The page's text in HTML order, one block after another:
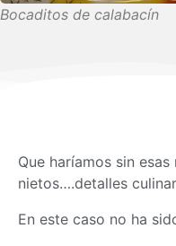
Bocaditos de calabacín
Que haríamos sin
nietos….detalles
En este caso no ha